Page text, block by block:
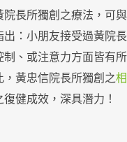
長所獨創之療法，可與
：小朋友接受過黃院長
、或注意力方面皆有所
黃忠信院長所獨創之相
健成效，深具潛力！